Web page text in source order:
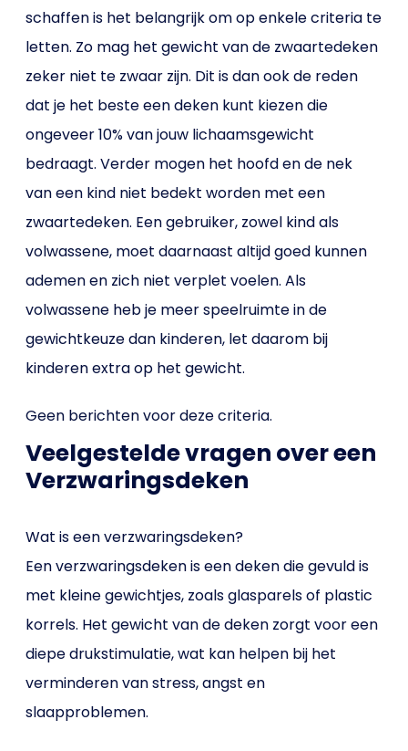
schaffen is het belangrijk om op enkele criteria te
letten. Zo mag het gewicht van de zwaartedeken
zeker niet te zwaar zijn. Dit is dan ook de reden
dat je het beste een deken kunt kiezen die
ongeveer 10% van jouw lichaamsgewicht
bedraagt. Verder mogen het hoofd en de nek
van een kind niet bedekt worden met een
zwaartedeken. Een gebruiker, zowel kind als
volwassene, moet daarnaast altijd goed kunnen
ademen en zich niet verplet voelen. Als
volwassene heb je meer speelruimte in de
gewichtkeuze dan kinderen, let daarom bij
kinderen extra op het gewicht.
Geen berichten voor deze criteria.
Veelgestelde vragen over een
Verzwaringsdeken
Wat is een verzwaringsdeken?
Een verzwaringsdeken is een deken die gevuld is
met kleine gewichtjes, zoals glasparels of plastic
korrels. Het gewicht van de deken zorgt voor een
diepe drukstimulatie, wat kan helpen bij het
verminderen van stress, angst en
slaapproblemen.